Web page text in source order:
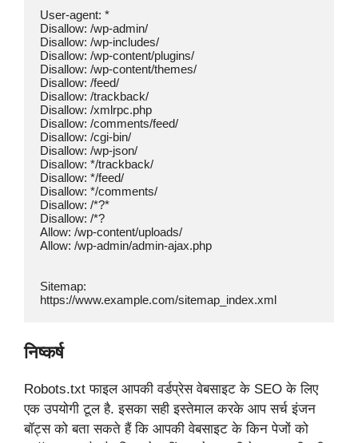
User-agent: *
Disallow: /wp-admin/
Disallow: /wp-includes/
Disallow: /wp-content/plugins/
Disallow: /wp-content/themes/
Disallow: /feed/
Disallow: /trackback/
Disallow: /xmlrpc.php
Disallow: /comments/feed/
Disallow: /cgi-bin/
Disallow: /wp-json/
Disallow: */trackback/
Disallow: */feed/
Disallow: */comments/
Disallow: /*?*
Disallow: /*?
Allow: /wp-content/uploads/
Allow: /wp-admin/admin-ajax.php
Sitemap:
https://www.example.com/sitemap_index.xml
निष्कर्ष
Robots.txt फाइल आपकी वर्डप्रेस वेबसाइट के SEO के लिए
एक उपयोगी टूल है. इसका सही इस्तेमाल करके आप सर्च इंजन
बॉट्स को बता सकते हैं कि आपकी वेबसाइट के किन पेजों को